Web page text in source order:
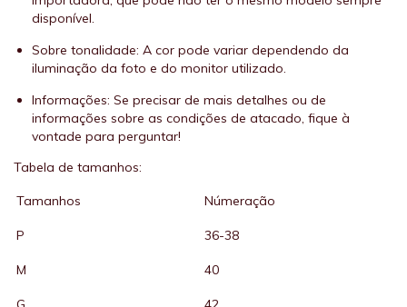
disponível.
Sobre tonalidade: A cor pode variar dependendo da
iluminação da foto e do monitor utilizado.
Informações: Se precisar de mais detalhes ou de
informações sobre as condições de atacado, fique à
vontade para perguntar!
Tabela de tamanhos:
Tamanhos Númeração
P 36-38
M 40